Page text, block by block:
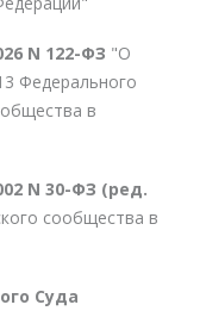
N 122-ФЗ "О
Федерального
в
N 30-ФЗ (ред.
сообщества в
Суда